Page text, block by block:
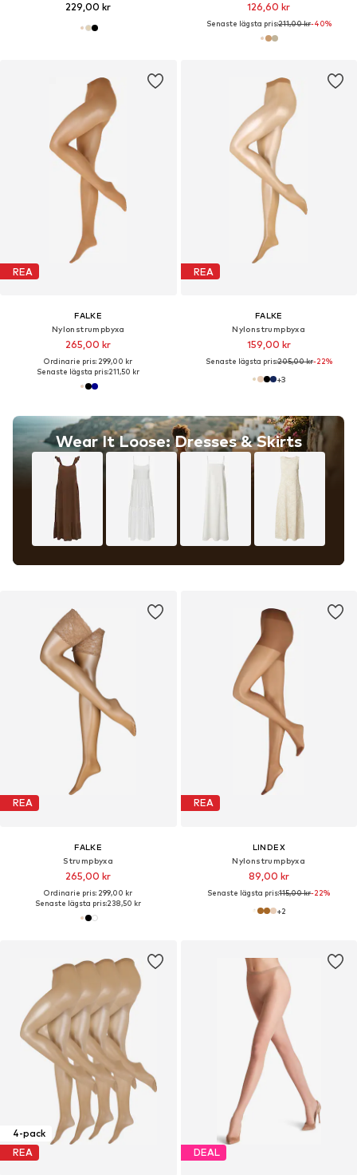
229,00 kr 126,60 kr
Senaste lägsta pris:211,00 kr-40%
REA
FALKE
Nylonstrumpbyxa
265,00 kr
Ordinarie pris: 299,00 kr
Senaste lägsta pris:211,50 kr
Wear It Loose: Dresses & Skirts
REA
FALKE
Nylonstrumpbyxa
159,00 kr
Senaste lägsta pris:205,00 kr-22%
+3
REA
FALKE
Strumpbyxa
265,00 kr
Ordinarie pris: 299,00 kr
Senaste lägsta pris:238,50 kr
REA
LINDEX
Nylonstrumpbyxa
89,00 kr
Senaste lägsta pris:115,00 kr-22%
+2
4-pack
REA
DEAL